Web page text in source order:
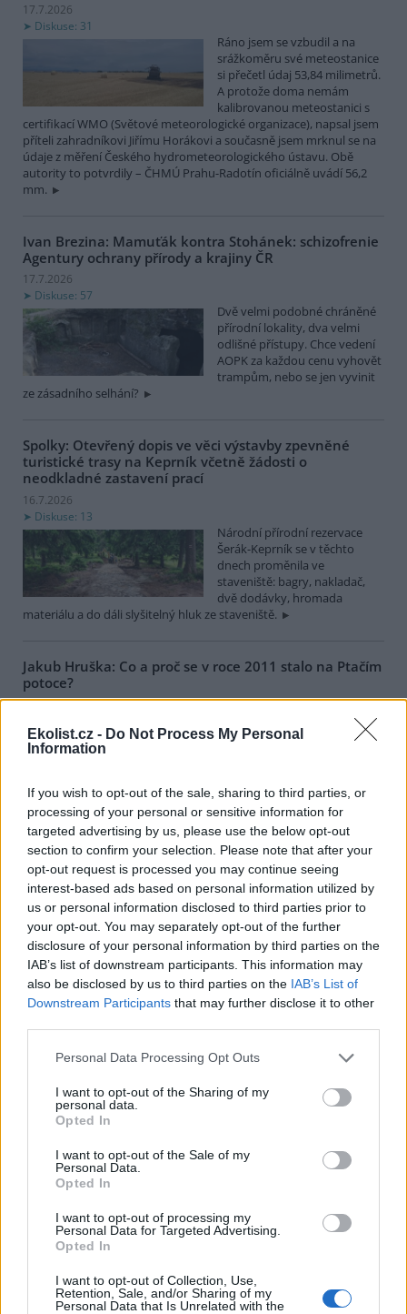
Ekolist.cz - Do Not Process My Personal
Information
If you wish to opt-out of the sale, sharing to third parties, or
processing of your personal or sensitive information for
targeted advertising by us, please use the below opt-out
section to confirm your selection. Please note that after your
opt-out request is processed you may continue seeing
interest-based ads based on personal information utilized by
us or personal information disclosed to third parties prior to
your opt-out. You may separately opt-out of the further
disclosure of your personal information by third parties on the
IAB’s list of downstream participants. This information may
also be disclosed by us to third parties on the IAB’s List of
Downstream Participants that may further disclose it to other
Personal Data Processing Opt Outs
I want to opt-out of the Sharing of my
personal data.
Opted In
I want to opt-out of the Sale of my
Personal Data.
Opted In
I want to opt-out of processing my
Personal Data for Targeted Advertising.
Opted In
I want to opt-out of Collection, Use,
Retention, Sale, and/or Sharing of my
Personal Data that Is Unrelated with the
17.7.2026
Diskuse: 31
Ráno jsem se vzbudil a na
srážkoměru své meteostanice
si přečetl údaj 53,84 milimetrů.
A protože doma nemám
kalibrovanou meteostanici s
certifikací WMO (Světové meteorologické organizace), napsal jsem
příteli zahradníkovi Jiřímu Horákovi a současně jsem mrknul se na
údaje z měření Českého hydrometeorologického ústavu. Obě
autority to potvrdily – ČHMÚ Prahu-Radotín oficiálně uvádí 56,2
mm.
Ivan Brezina: Mamuťák kontra Stohánek: schizofrenie
Agentury ochrany přírody a krajiny ČR
17.7.2026
Diskuse: 57
Dvě velmi podobné chráněné
přírodní lokality, dva velmi
odlišné přístupy. Chce vedení
AOPK za každou cenu vyhovět
trampům, nebo se jen vyvinit
ze zásadního selhání?
Spolky: Otevřený dopis ve věci výstavby zpevněné
turistické trasy na Keprník včetně žádosti o
neodkladné zastavení prací
16.7.2026
Diskuse: 13
Národní přírodní rezervace
Šerák-Keprník se v těchto
dnech proměnila ve
staveniště: bagry, nakladač,
dvě dodávky, hromada
materiálu a do dáli slyšitelný hluk ze staveniště.
Jakub Hruška: Co a proč se v roce 2011 stalo na Ptačím
potoce?
16.7.2026
Před 15 lety, 13. července 2011,
Proč a co se tehdy stalo? Je to
trochu spletité, ale pokusím se
vysvětlit.
Eva Tylová: Další městské částí Prahy mohou svým
občanům zajistit příští Silvestr bez stresu
15.7.2026
Diskuse: 10
Více než 1 milion lidí stráví
příští i ty další Silvestry bez
stresu, protože městské části
hl. m. Prahy, kde žijí, využily
možnosti zakázat na svém
hl. m. Prahy schválili v červnu. Teď se k nim mohou přidat další
otevřena k připomínkám. Znovu o ni budou jednat zastupitelé na
svém zářijovém zasedání. Pokud jste občané z městské části, kde
zatím zákaz neplatí, vyzvěte členy rady a starostu vaší městské
Asociace vodní turistiky a sportu: Právní divočina na
14.7.2026
Diskuse: 23
vodáckých úseků v Česku,
dolní tok Sázavy, se potýká s
naprostým právním chaosem.